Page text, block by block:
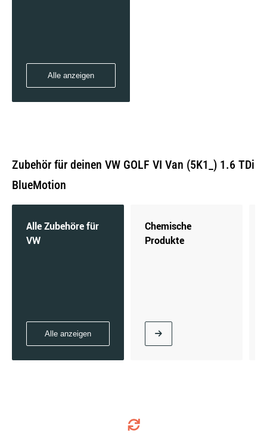
Alle anzeigen
Zubehör für deinen VW GOLF VI Van (5K1_) 1.6 TDi
BlueMotion
Alle Zubehöre für
VW
Alle anzeigen
Chemische
Produkte